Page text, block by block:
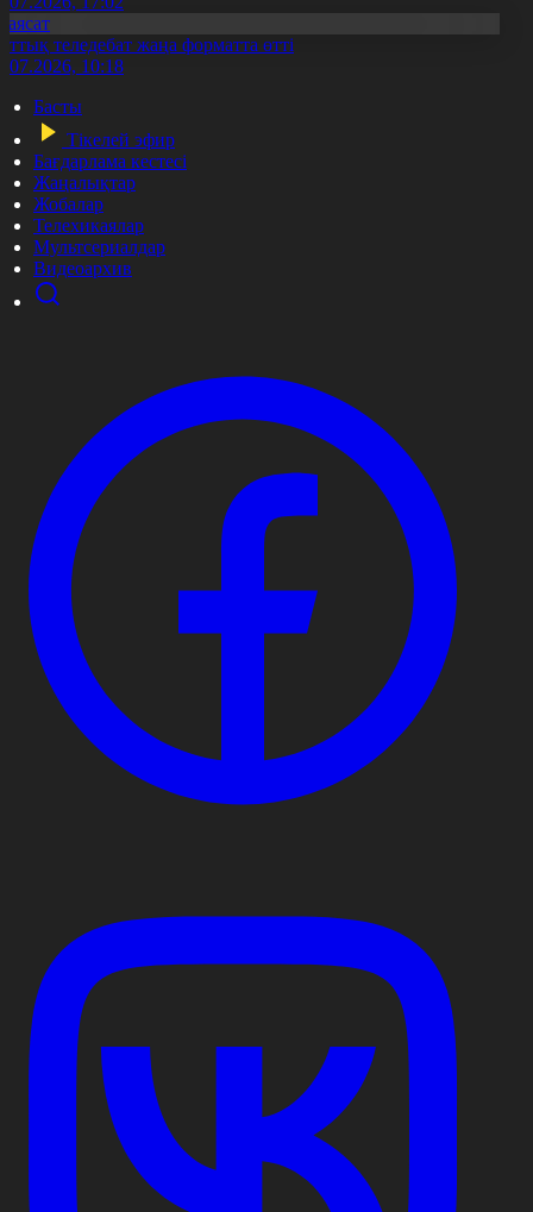
теледебат жаңа форматта өтті
10:18
Басты
Тікелей эфир
Бағдарлама кестесі
Жаңалықтар
Жобалар
Телехикаялар
Мультсериалдар
Видеоархив